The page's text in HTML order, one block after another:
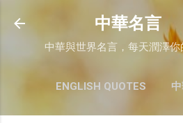
跳至主要內容
中華名言
中華與世界名言，每天潤澤你
ENGLISH QUOTES